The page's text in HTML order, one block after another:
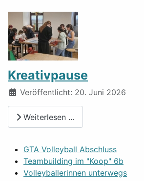
Kreativpause
Details
Veröffentlicht: 20. Juni 2026
Weiterlesen …
GTA Volleyball Abschluss
Teambuilding im "Koop" 6b
Volleyballerinnen unterwegs